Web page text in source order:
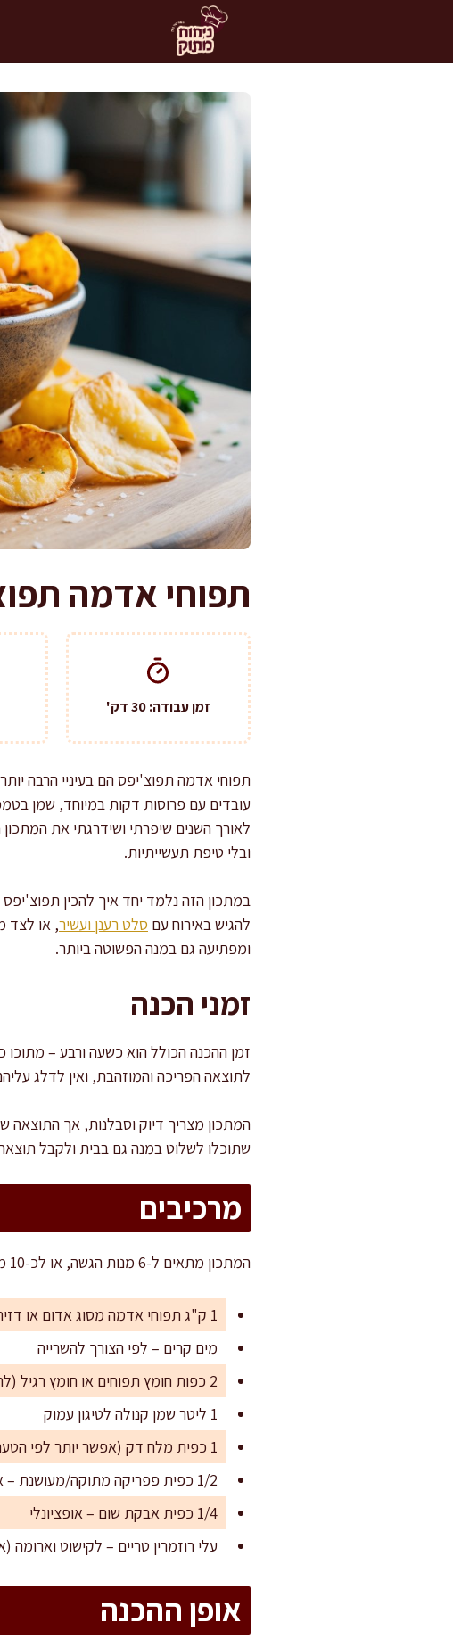
תפוחי אדמה
זמן עבודה: 30 דק'
תפוחי אדמה תפוצ'יפס הם בעיניי הרבה
עובדים עם פרוסות דקות במיוחד, שמן
לאורך השנים שיפרתי ושידרגתי את
ובלי טיפת תעשייתיות.
במתכון הזה נלמד יחד איך להכין
להגיש באירוח עם סלט רענן ועשיר, או לצד
ומפתיעה גם במנה הפשוטה ביותר.
זמני הכנה
לתוצאה הפריכה והמוזהבת, ואין לדלג
המתכון מצריך דיוק וסבלנות, אך התוצאה
שתוכלו לשלוט במנה גם בבית ולקבל
מרכיבים
המתכון מתאים ל-6 מנות הגשה, או לכ-10 מנות קטנות יותר כנשנוש לצד הארוחה.
1 ק"ג תפוחי אדמה מסוג אדום או דזירה (מומלץ תפוח אדמה שעשיר בעמילן)
מים קרים – לפי הצורך להשרייה
2 כפות חומץ תפוחים או חומץ רגיל (להפחתת שבירה וכהות)
1 ליטר שמן קנולה לטיגון עמוק
1 כפית מלח דק (אפשר יותר לפי הטעם)
1/2 כפית פפריקה מתוקה/מעושנת – אופציונלי לתיבול
1/4 כפית אבקת שום – אופציונלי
עלי רוזמרין טריים – לקישוט וארומה
אופן ההכנה